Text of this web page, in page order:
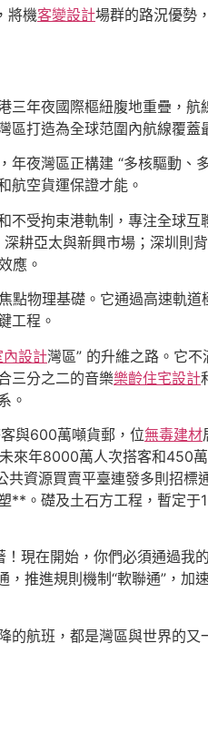
將機客變設計場群的路況優勢
年夜國際樞紐腹地重疊，航
打造為全球范圍內航線覆蓋
夜灣區正構建 “多核驅動、
航空貨運保證才能。
受拘束港軌制，專注全球
耕亞太與新興市場；深圳則
應。
點物理基礎。它通過高速軌
工程。
內設計灣區” 的升維之路。它不
三分之二的音樂樂齡住宅設計
。
與600萬噸貨郵，位無毒建材
年8000萬人次搭客和450
資源買賣平臺連發多則招標
**。礎及土石方工程，暫定
！現在開始，你們必須通過
推進規則機制“軟聯通”，
航班，都是灣區與世界的